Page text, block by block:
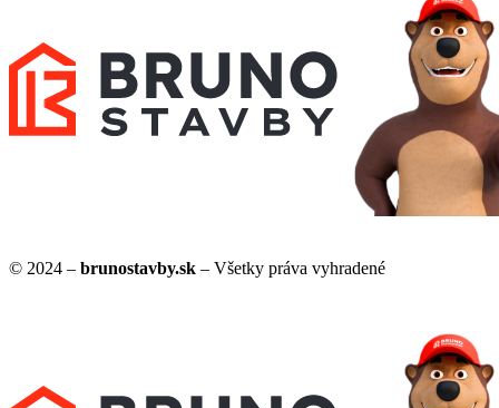
© 2024 – brunostavby.sk – Všetky práva vyhradené